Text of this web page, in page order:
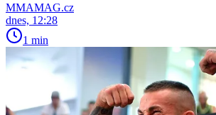
MMAMAG.cz
dnes, 12:28
1 min